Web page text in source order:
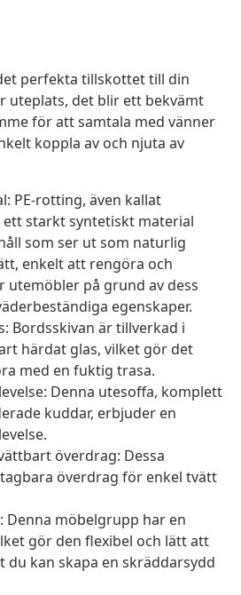
perfekta tillskottet till din
uteplats, det blir ett bekvämt
för att samtala med vänner
koppla av och njuta av
PE-rotting, även kallat
starkt syntetiskt material
som ser ut som naturlig
enkelt att rengöra och
utemöbler på grund av dess
egenskaper.
Bordsskivan är tillverkad i
härdat glas, vilket gör det
med en fuktig trasa.
Denna utesoffa, komplett
kuddar, erbjuder en
överdrag: Dessa
överdrag för enkel tvätt
Denna möbelgrupp har en
gör den flexibel och lätt att
du kan skapa en skräddarsydd